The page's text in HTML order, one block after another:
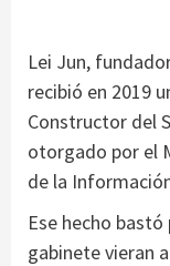
Lei Jun,
recibió en 2019
Constructor del
otorgado por el
de la
Ese hecho
gabinete vieran